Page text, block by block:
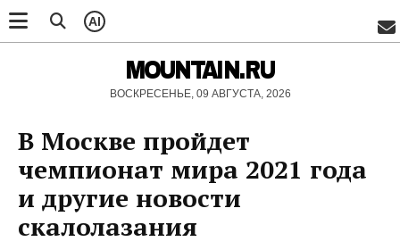
AI
MOUNTAIN.RU
ВОСКРЕСЕНЬЕ, 09 АВГУСТА, 2026
В Москве пройдет
чемпионат мира 2021 года
и другие новости
скалолазания